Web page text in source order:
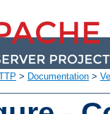
> Documentation >